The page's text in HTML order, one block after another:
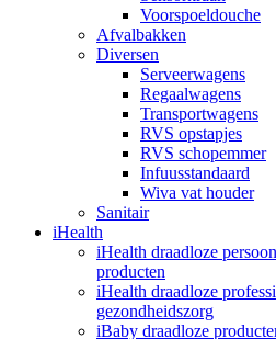
Voorspoeldouche
Afvalbakken
Diversen
Serveerwagens
Regaalwagens
Transportwagens
RVS opstapjes
RVS schopemmer
Infuusstandaard
Wiva vat houder
Sanitair
iHealth
iHealth draadloze
producten
iHealth draadloze
gezondheidszorg
iBaby draadloze